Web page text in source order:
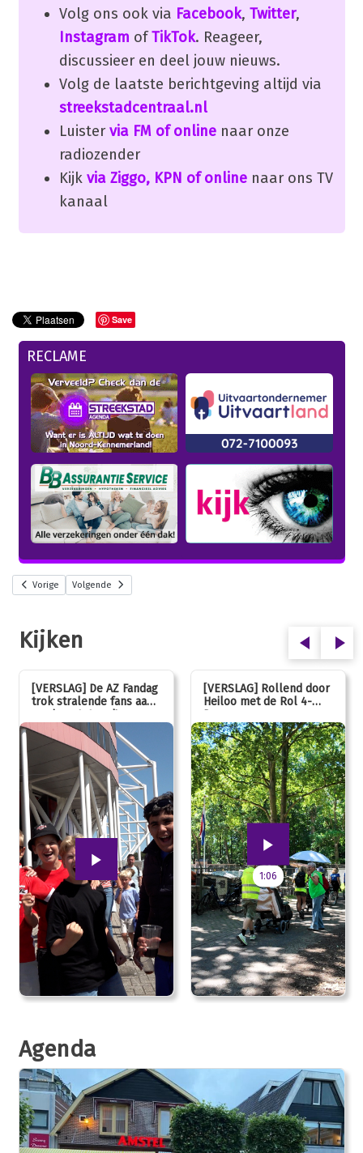
Volg ons ook via Facebook, Twitter,
Instagram ofTikTok. Reageer,
discussieer en deel jouw nieuws.
Volg de laatste berichtgeving altijd via
streekstadcentraal.nl
Luister via FM of onlinenaar onze
radiozender
Kijk via Ziggo, KPN of onlinenaar ons TV
kanaal
Save
RECLAME
Vorige Volgende
Kijken
[VERSLAG] De AZ Fandag
trok stralende fans aan,
van jong tot oud!
[VERSLAG] Rollend door
Heiloo met de Rol 4-
Daagse
1:06
Agenda